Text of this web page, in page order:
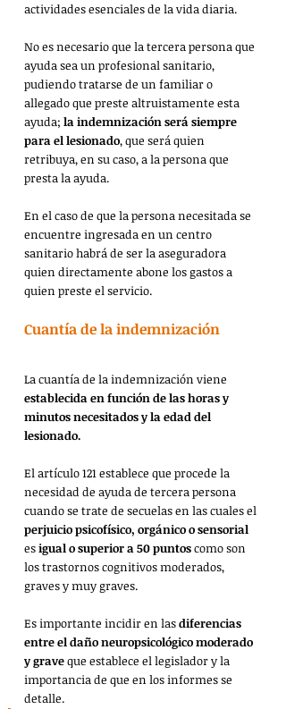
actividades esenciales de la vida diaria.
No es necesario que la tercera persona que
ayuda sea un profesional sanitario,
pudiendo tratarse de un familiar o
allegado que preste altruistamente esta
ayuda; la indemnización será siempre
para el lesionado, que será quien
retribuya, en su caso, a la persona que
presta la ayuda.
En el caso de que la persona necesitada se
encuentre ingresada en un centro
sanitario habrá de ser la aseguradora
quien directamente abone los gastos a
quien preste el servicio.
Cuantía de la indemnización
La cuantía de la indemnización viene
establecida en función de las horas y
minutos necesitados y la edad del
lesionado.
El artículo 121 establece que procede la
necesidad de ayuda de tercera persona
cuando se trate de secuelas en las cuales el
perjuicio psicofísico, orgánico o sensorial
es igual o superior a 50 puntos como son
los trastornos cognitivos moderados,
graves y muy graves.
Es importante incidir en las diferencias
entre el daño neuropsicológico moderado
y grave que establece el legislador y la
importancia de que en los informes se
detalle.